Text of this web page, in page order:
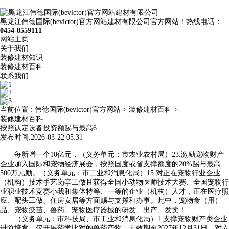
黑龙江伟德国际(bevictor)官方网站建材有限公司官方网站！热线电话：
0454-8559111
网站主页
关于我们
装修建材知识
装修建材百科
联系我们
当前位置 : 伟德国际(bevictor)官方网站 > 装修建材百科 >
装修建材百科
按照认定设备投资额赐与最高6
发布时间:2026-03-22 05:31
每新增一个10亿元，（义务单元：市农业农村局）23.激励宠物财产
企业加入国际和宠物经济展会，按照国度或省支撑额度的20%赐与最高
500万元励。（义务单元：市工业和消息化局）15.对正在宠物行业企业
（机构）技术手艺岗亭工做且获得全国小动物医师技术大赛、全国宠物行
业职业技术竞赛小我和集体特等、一等的企业（机构）人才，正在医疗照
应、配头工做、住房安居等方面赐与支撑和办事。此中，宠物食（用）
品、宠物疫苗、兽药、宠物医疗器械的研发、出产、发卖！
（义务单元：市科技局、市工业和消息化局）1.支撑宠物财产类企业